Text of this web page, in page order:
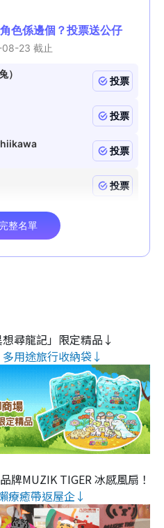
尋龍記」限定精品↓
用途旅行收納袋↓
牌MUZIK TIGER 冰感風扇！
療癒帶返屋企↓